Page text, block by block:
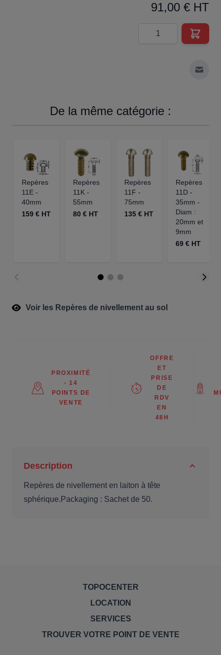
91,00 € HT
Quantité
De la même catégorie :
Repères
11E -
40mm
159 € HT
Repères
11K -
55mm
80 € HT
Repères
11F -
75mm
135 € HT
Repères
11D -
35mm -
Diam :
20mm et
9mm
69 € HT
Voir les Repères de nivellement au sol
PROXIMITÉ
- 14
POINTS DE
VENTE
OFFRE
ET
PRISE
DE
RDV
EN
48H
Description
Repères de nivellement en laiton à tête
sphérique.Packaging : Sachet de 50.
TOPOCENTER
LOCATION
SERVICES
TROUVER VOTRE POINT DE VENTE